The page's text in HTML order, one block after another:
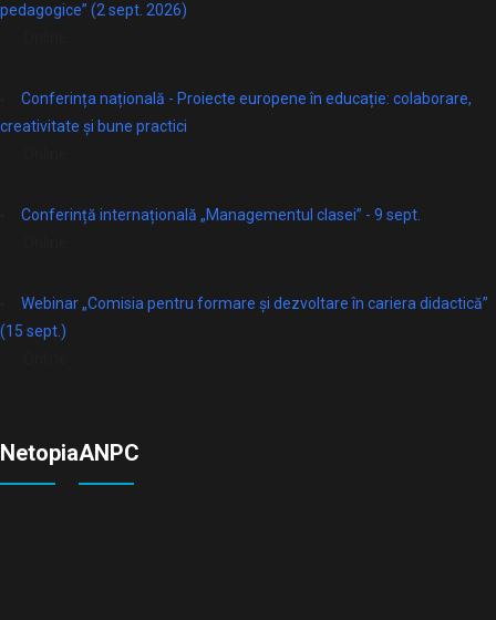
pedagogice” (2 sept. 2026)
Conferința națională - Proiecte europene în educație: colaborare,
creativitate și bune practici
Conferință internațională „Managementul clasei” - 9 sept.
Webinar „Comisia pentru formare și dezvoltare în cariera didactică”
(15 sept.)
NetopiaANPC